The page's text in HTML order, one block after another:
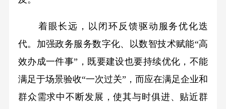
着眼长远，以闭环反馈驱动服务优化迭
代。加强政务服务数字化、以数智技术赋能“高
效办成一件事”，既要建设也要持续优化，不能
满足于场景验收“一次过关”，而应在满足企业和
群众需求中不断发展，使其与时俱进、贴近群